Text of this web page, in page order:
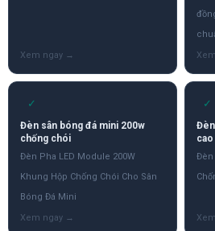
✓
Đèn sân bóng đá mini 200w
chống chói
Đèn Pha LED Module 200W
Khung Hộp Chống Chói Cho Sân
Bóng Đá Mini
✓
Đèn